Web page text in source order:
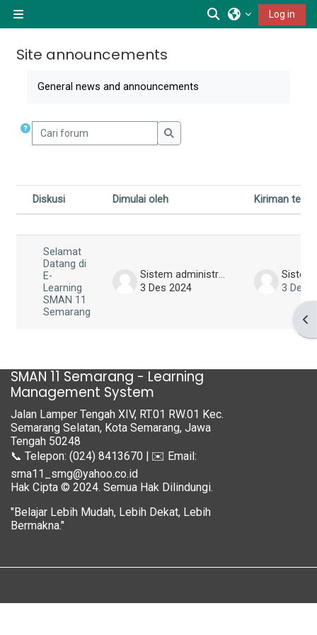
Alihkan input
Log in
Site announcements
General news and announcements
Cari forum
Cari forum
Status
Diskusi Dimulai oleh Kiriman
Selamat
Datang di
E-
Learning
SMAN 11
Semarang
Sistem administrator
3 Des 2024
3 Des
SMAN 11 Semarang - Learning
Management System
Jalan Lamper Tengah XIV, RT.01 RW.01 Kec.
Semarang Selatan, Kota Semarang, Jawa
Tengah 50248
📞 Telepon: (024) 8413670 | ✉️ Email:
sma11_smg@yahoo.co.id
Hak Cipta © 2024. Semua Hak Dilindungi.
"Belajar Lebih Mudah, Lebih Dekat, Lebih
Bermakna."